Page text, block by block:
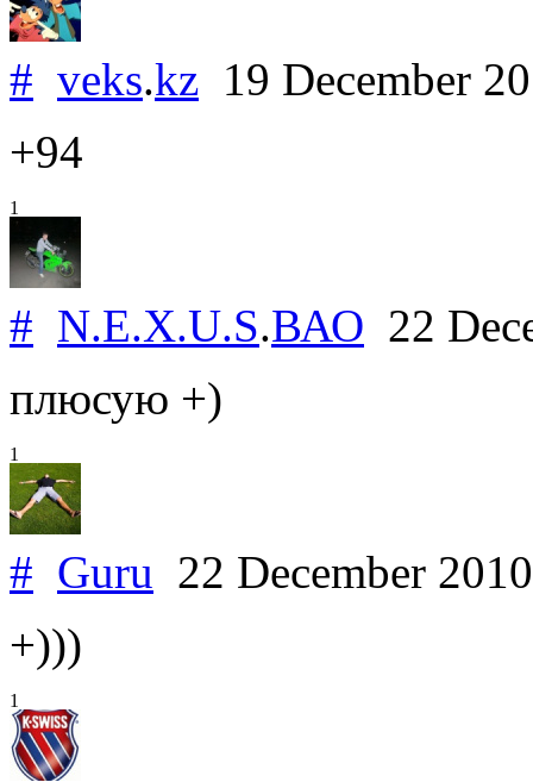
# veks.kz 19 December
+94
1
# N.E.X.U.S.ВАО 22
плюсую +)
1
# Guru 22 December
+)))
1